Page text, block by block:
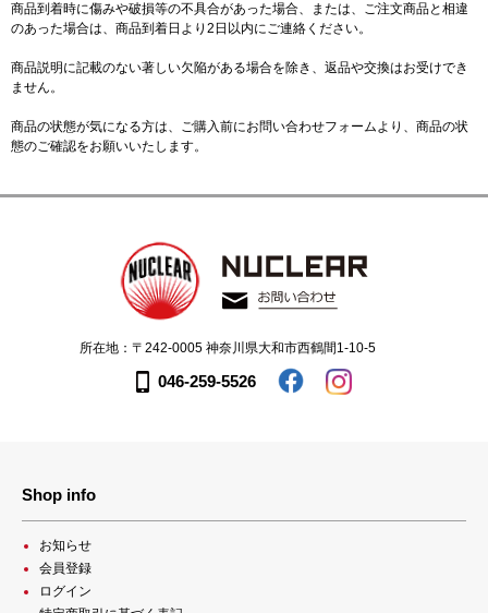
商品到着時に傷みや破損等の不具合があった場合、または、ご注文商品と相違
のあった場合は、商品到着日より2日以内にご連絡ください。
商品説明に記載のない著しい欠陥がある場合を除き、返品や交換はお受けでき
ません。
商品の状態が気になる方は、ご購入前にお問い合わせフォームより、商品の状
態のご確認をお願いいたします。
所在地：〒242-0005 神奈川県大和市西鶴間1-10-5
046-259-5526
Shop info
お知らせ
会員登録
ログイン